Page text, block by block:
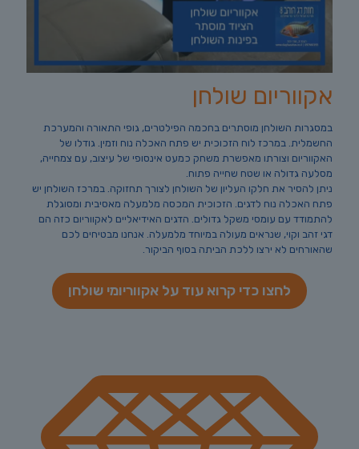
אקווריום שולחן
במסגרות השולחן מוסתרים בחכמה הפילטרים, גופי התאורה והמערכת
החשמלית. במרכז לוח הזכוכית יש פתח האכלה נוח וזמין. גודלו של
האקווריום וצורתו מאפשרת משחק כמעט אינסופי של עיצוב, עם צמחייה,
מסלעה גדולה או שטח שחייה פתוח.
ניתן להסיר את חלקו העליון של השולחן לצורך תחזוקה. במרכז השולחן יש
פתח האכלה נוח לדגים. הזכוכית המכסה מלמעלה מאסיבית ומסוגלת
להתמודד עם עומסי משקל גדולים. הדגים האידיאליים לאקווריום כזה הם
דגי זהב וקוי, שנראים מעולה במיוחד מלמעלה. אנחנו מבטיחים לכם
שהאורחים לא ירצו ללכת הביתה בסוף הביקור.
לחצו כדי קרוא עוד על אקווריומי שולחן